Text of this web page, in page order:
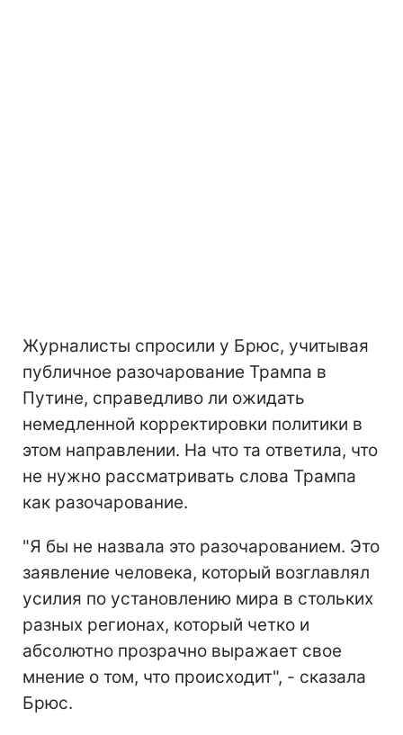
Журналисты спросили у Брюс, учитывая
публичное разочарование Трампа в
Путине, справедливо ли ожидать
немедленной корректировки политики в
этом направлении. На что та ответила, что
не нужно рассматривать слова Трампа
как разочарование.
"Я бы не назвала это разочарованием. Это
заявление человека, который возглавлял
усилия по установлению мира в стольких
разных регионах, который четко и
абсолютно прозрачно выражает свое
мнение о том, что происходит", - сказала
Брюс.